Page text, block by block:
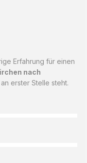
Erfahrung für einen
nach
erster Stelle steht.